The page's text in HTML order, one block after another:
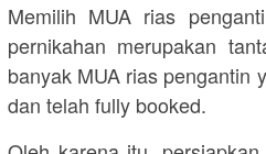
Memilih MUA rias
pernikahan merupakan
banyak MUA rias pengantin
dan telah fully booked.